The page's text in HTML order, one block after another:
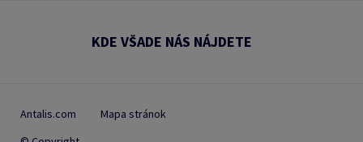
KDE VŠADE NÁS NÁJDETE
Antalis.com
Mapa stránok